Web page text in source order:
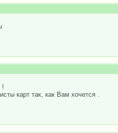
!
карт так, как Вам хочется .